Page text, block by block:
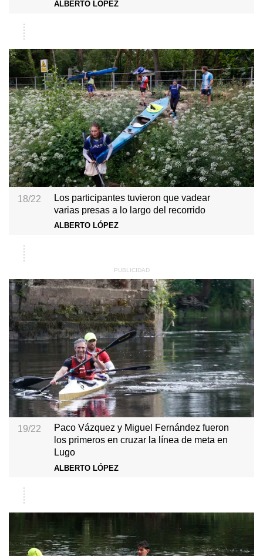
ALBERTO LÓPEZ
18/22
Los participantes tuvieron que vadear
varias presas a lo largo del recorrido
ALBERTO LÓPEZ
19/22
Paco Vázquez y Miguel Fernández fueron
los primeros en cruzar la línea de meta en
Lugo
ALBERTO LÓPEZ